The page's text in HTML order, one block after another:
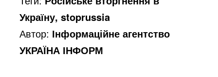
Україну, stoprussia
Автор: Інформаційне агентство
УКРАЇНА ІНФОРМ